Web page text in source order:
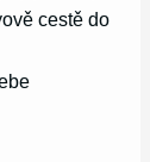
cestě do